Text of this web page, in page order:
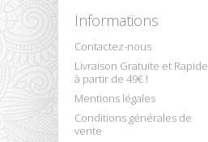
Informations
Contactez-nous
Livraison Gratuite et Rapide
à partir de 49€ !
Mentions légales
Conditions générales de
vente